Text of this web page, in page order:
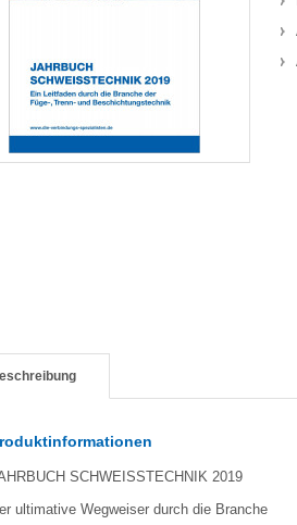
SCHWEISSTECHNIK 2019
ultimative Wegweiser durch die Branche